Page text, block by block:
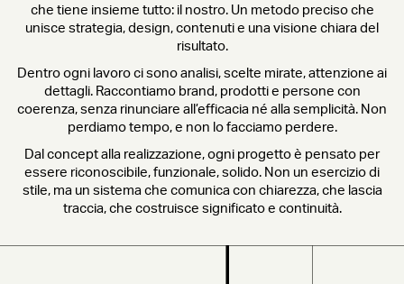
che tiene insieme tutto: il nostro. Un metodo preciso che
unisce strategia, design, contenuti e una visione chiara del
risultato.
Dentro ogni lavoro ci sono analisi, scelte mirate, attenzione ai
dettagli. Raccontiamo brand, prodotti e persone con
coerenza, senza rinunciare all’efficacia né alla semplicità. Non
perdiamo tempo, e non lo facciamo perdere.
Dal concept alla realizzazione, ogni progetto è pensato per
essere riconoscibile, funzionale, solido. Non un esercizio di
stile, ma un sistema che comunica con chiarezza, che lascia
traccia, che costruisce significato e continuità.